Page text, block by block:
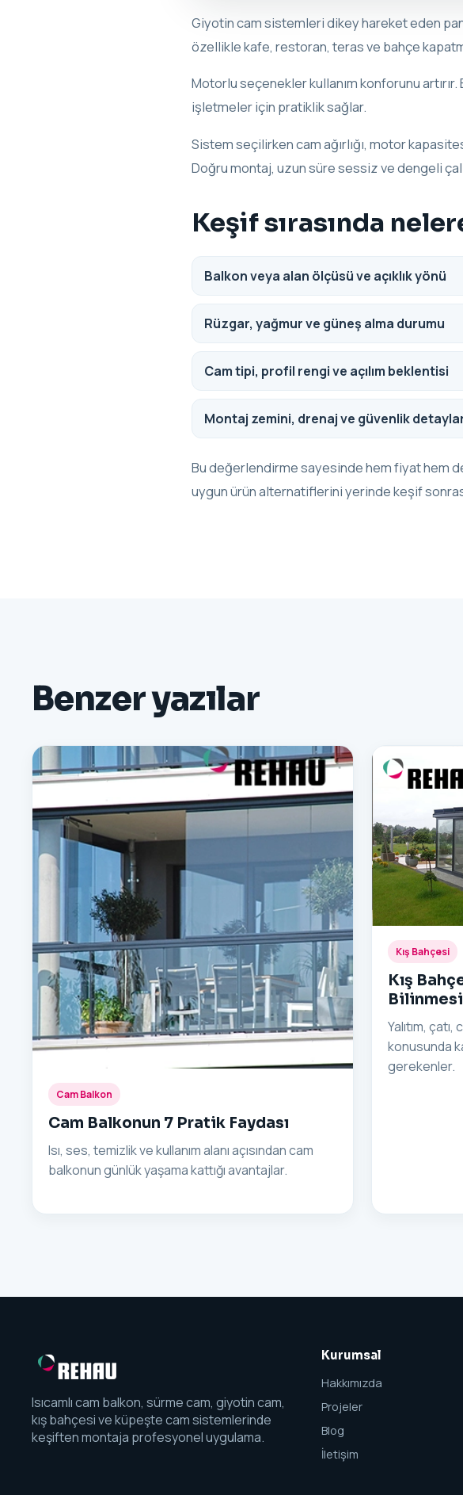
Giyotin cam sistemleri dikey hareket eden
özellikle kafe, restoran, teras ve bahçe
Motorlu seçenekler kullanım konforunu
işletmeler için pratiklik sağlar.
Sistem seçilirken cam ağırlığı, motor
Doğru montaj, uzun süre sessiz ve dengeli
Keşif sırasında
Balkon veya alan ölçüsü ve açıklık yönü
Rüzgar, yağmur ve güneş alma durumu
Cam tipi, profil rengi ve açılım beklentisi
Montaj zemini, drenaj ve güvenlik
Bu değerlendirme sayesinde hem fiyat hem
uygun ürün alternatiflerini yerinde keşif
Benzer yazılar
Cam Balkon
Cam Balkonun 7 Pratik Faydası
Isı, ses, temizlik ve kullanım alanı açısından cam
balkonun günlük yaşama kattığı avantajlar.
Kış Bahçesi
Kış
Yalıtım,
konusunda
gerekenler.
Isıcamlı cam balkon, sürme cam, giyotin cam,
kış bahçesi ve küpeşte cam sistemlerinde
keşiften montaja profesyonel uygulama.
Kurumsal
Hakkımızda
Projeler
Blog
İletişim